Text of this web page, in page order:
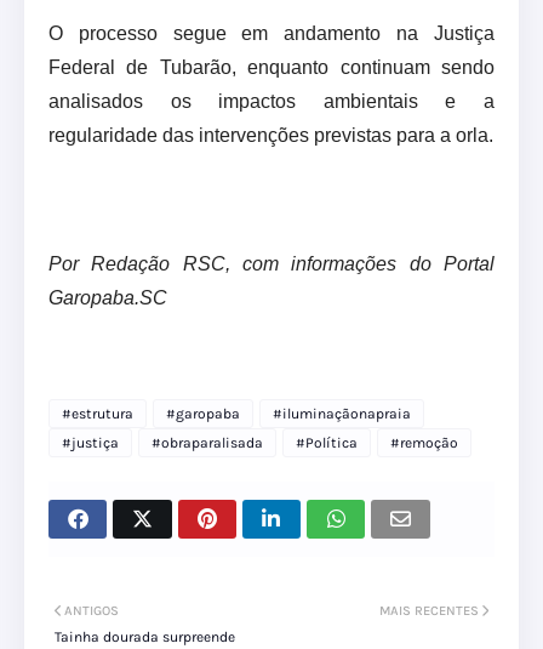
O processo segue em andamento na Justiça
Federal de Tubarão, enquanto continuam sendo
analisados os impactos ambientais e a
regularidade das intervenções previstas para a orla.
Por Redação RSC, com informações do Portal
Garopaba.SC
#estrutura #garopaba
#iluminaçãonapraia
#justiça
#obraparalisada #Política #remoção
MAIS RECENTES
ANTIGOS
Tainha dourada surpreende